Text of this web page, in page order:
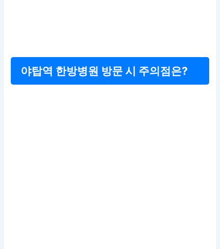
야탑역 한방병원 방문 시 주의점은?